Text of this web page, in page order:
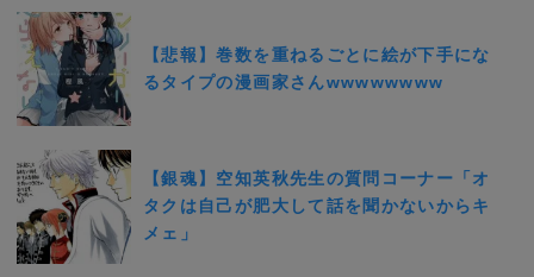
【悲報】巻数を重ねるごとに絵が下手にな
るタイプの漫画家さんwwwwwwww
【銀魂】空知英秋先生の質問コーナー「オ
タクは自己が肥大して話を聞かないからキ
メェ」